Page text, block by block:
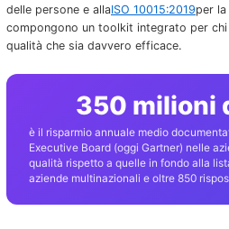
delle persone e allaISO 10015:2019per
compongono un toolkit integrato per
qualità che sia davvero efficace.
350 milioni
è il risparmio annuale medio
Executive Board (oggi Gartner) nelle
qualità rispetto a quelle in fondo alla
aziende multinazionali e oltre 850